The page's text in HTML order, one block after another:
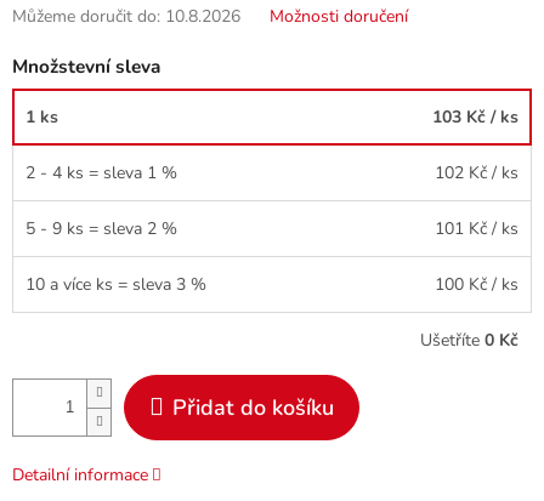
Můžeme doručit do: 10.8.2026 Možnosti doručení
Množstevní sleva
1 ks 103 Kč / ks
2 - 4 ks = sleva 1 % 102 Kč / ks
5 - 9 ks = sleva 2 % 101 Kč / ks
10 a více ks = sleva 3 % 100 Kč / ks
Ušetříte 0 Kč
Přidat do košíku
Detailní informace